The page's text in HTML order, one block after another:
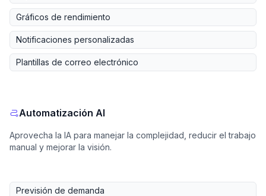
Gráficos de rendimiento
Notificaciones personalizadas
Plantillas de correo electrónico
Automatización AI
Aprovecha la IA para manejar la complejidad, reducir el trabajo
manual y mejorar la visión.
Previsión de demanda